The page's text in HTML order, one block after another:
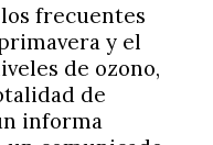
frecuentes
y el
de ozono,
de
informa